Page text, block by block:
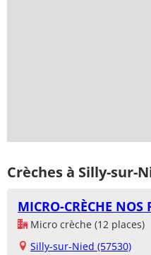
Crèches à Silly-sur-
MICRO-CRÈCHE NOS
Micro crèche (12 places)
Silly-sur-Nied (57530)